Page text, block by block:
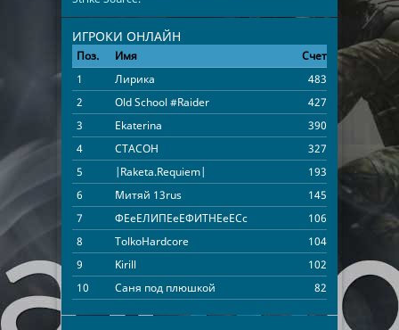
ИГРОКИ ОНЛАЙН
Поз. Имя Счет Время
1
Лирика 483 11:58:48
2
Old School #Raider 427 04:01:00
3
Ekaterina 390 03:59:36
4
CTACOH 327
5
|Raketa.Requiem| 193 02:55:45
6
`Митяй 13rus 145 02:05:03
7
ФЕeEЛИПЕeEФИТНЕeEСc 106
8
TolkoHardcore 104
9
Kirill 102 01:18:21
10
Саня под плюшкой 82 01:41:08
11
Кulёк 7800:58:56